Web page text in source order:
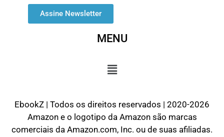
Assine Newsletter
MENU
EbookZ | Todos os direitos reservados | 2020-2026
Amazon e o logotipo da Amazon são marcas
comerciais da Amazon.com, Inc. ou de suas afiliadas.